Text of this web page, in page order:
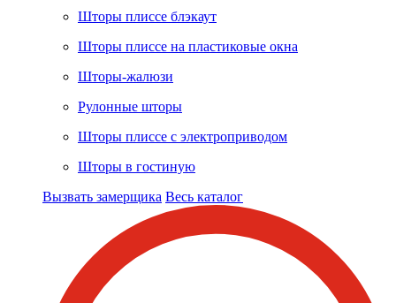
Шторы плиссе блэкаут
Шторы плиссе на пластиковые окна
Шторы-жалюзи
Рулонные шторы
Шторы плиссе с электроприводом
Шторы в гостиную
Вызвать замерщика Весь каталог